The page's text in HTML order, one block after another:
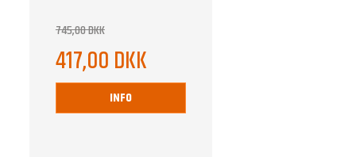
745,00 DKK
417,00 DKK
INFO